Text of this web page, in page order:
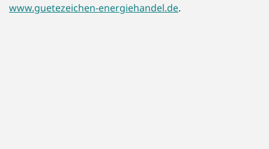
www.guetezeichen-energiehandel.de.